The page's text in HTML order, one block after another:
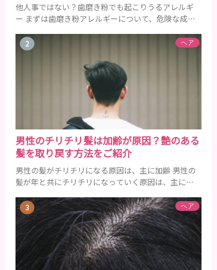
他人事ではない？歯磨き粉でも起こりうるアレルギ
ー まずは歯磨き粉アレルギーについて、危険な成分
まれるアレルギーを起こすおそれのある成分 まず、
普段お使いの歯磨き粉に含まれているどの成分にア
レルギーを引き起こすおそれがあるのかを説明しま
すね。 •フッ素･･･歯の表面のエナメルを守り強くし
たり、虫歯と防ぐ働きを持つ成分 •香味料 ･･･歯磨き
ヘア
男性のチリチリ髪は加齢が原因？艶のある
髪を取り戻す方法をご紹介
男性の髪がチリチリになる原因は、主に加齢 男性の
髪が年と共にチリチリになっていく原因は、主に加
にツヤがあった男性も、いつのまにか髪がチリチリ
でペタンとするようになったと感じる人もいるでし
ょう。特に大人の男性としての魅力が出てくる40代
以降の男性に悩んでいる人が多い傾向があります。
髪が生え変わるサイクルは、年齢と共に乱れていき
ます。髪が太くならないま...
ヘア